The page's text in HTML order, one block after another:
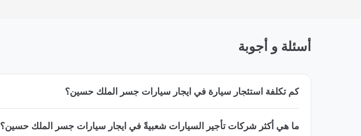
أسئلة و أجوبة
كم تكلفة استئجار سيارة في ايجار سيارات جسر الملك حسين؟
ما هي أكثر شركات تأجير السيارات شعبيةً في ايجار سيارات جسر الملك حسين؟